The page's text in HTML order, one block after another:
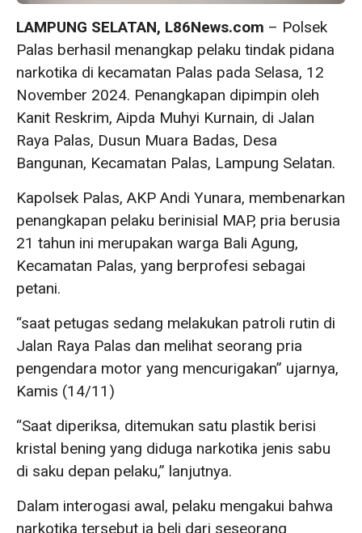
LAMPUNG SELATAN, L86News.com – Polsek
Palas berhasil menangkap pelaku tindak pidana
narkotika di kecamatan Palas pada Selasa, 12
November 2024. Penangkapan dipimpin oleh
Kanit Reskrim, Aipda Muhyi Kurnain, di Jalan
Raya Palas, Dusun Muara Badas, Desa
Bangunan, Kecamatan Palas, Lampung Selatan.
Kapolsek Palas, AKP Andi Yunara, membenarkan
penangkapan pelaku berinisial MAP, pria berusia
21 tahun ini merupakan warga Bali Agung,
Kecamatan Palas, yang berprofesi sebagai
petani.
“saat petugas sedang melakukan patroli rutin di
Jalan Raya Palas dan melihat seorang pria
pengendara motor yang mencurigakan” ujarnya,
Kamis (14/11)
“Saat diperiksa, ditemukan satu plastik berisi
kristal bening yang diduga narkotika jenis sabu
di saku depan pelaku,” lanjutnya.
Dalam interogasi awal, pelaku mengakui bahwa
narkotika tersebut ia beli dari seseorang